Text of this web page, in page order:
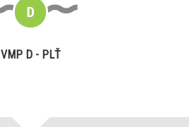
VMP D - PLŤ